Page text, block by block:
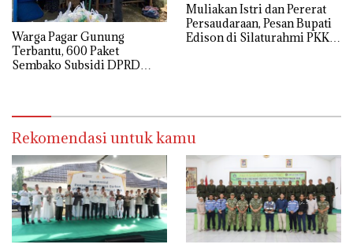
Warga Pagar Gunung
Terbantu, 600 Paket
Sembako Subsidi DPRD
Muliakan Istri dan Pererat
Persaudaraan, Pesan Bupati
Edison di Silaturahmi PKK
Rekomendasi untuk kamu